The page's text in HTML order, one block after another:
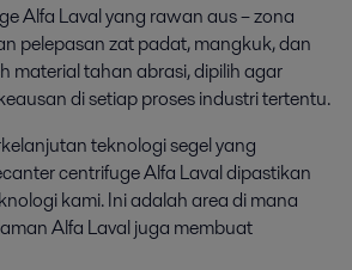
Alfa Laval yang rawan aus – zona
pelepasan zat padat, mangkuk, dan
material tahan abrasi, dipilih agar
di setiap proses industri tertentu.
teknologi segel yang
centrifuge Alfa Laval dipastikan
kami. Ini adalah area di mana
Alfa Laval juga membuat